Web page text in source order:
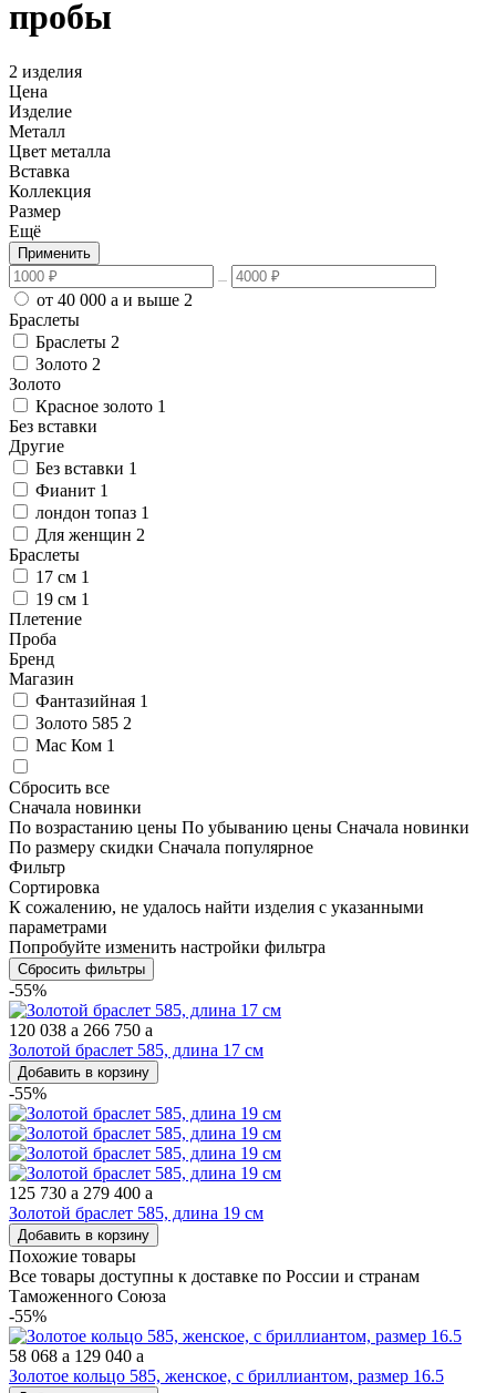
пробы
2 изделия
Цена
Изделие
Металл
Цвет металла
Вставка
Коллекция
Размер
Ещё
Применить
от 40 000 a и выше 2
Браслеты
Браслеты 2
Золото 2
Золото
Красное золото 1
Без вставки
Другие
Без вставки 1
Фианит 1
лондон топаз 1
Для женщин 2
Браслеты
17 см 1
19 см 1
Плетение
Проба
Бренд
Магазин
Фантазийная 1
Золото 585 2
Мас Ком 1
Сбросить все
Сначала новинки
По возрастанию цены По убыванию цены Сначала новинки
По размеру скидки Сначала популярное
Фильтр
Сортировка
К сожалению, не удалось найти изделия с указанными
параметрами
Попробуйте изменить настройки фильтра
Сбросить фильтры
-55%
120 038 a 266 750 a
Золотой браслет 585, длина 17 см
Добавить в корзину
-55%
125 730 a 279 400 a
Золотой браслет 585, длина 19 см
Добавить в корзину
Похожие товары
Все товары доступны к доставке по России и странам
Таможенного Союза
-55%
58 068 a 129 040 a
Золотое кольцо 585, женское, с бриллиантом, размер 16.5